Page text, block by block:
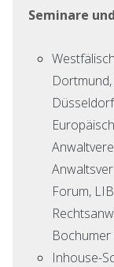
Seminare
Forum,
Bochumer
Inhouse-